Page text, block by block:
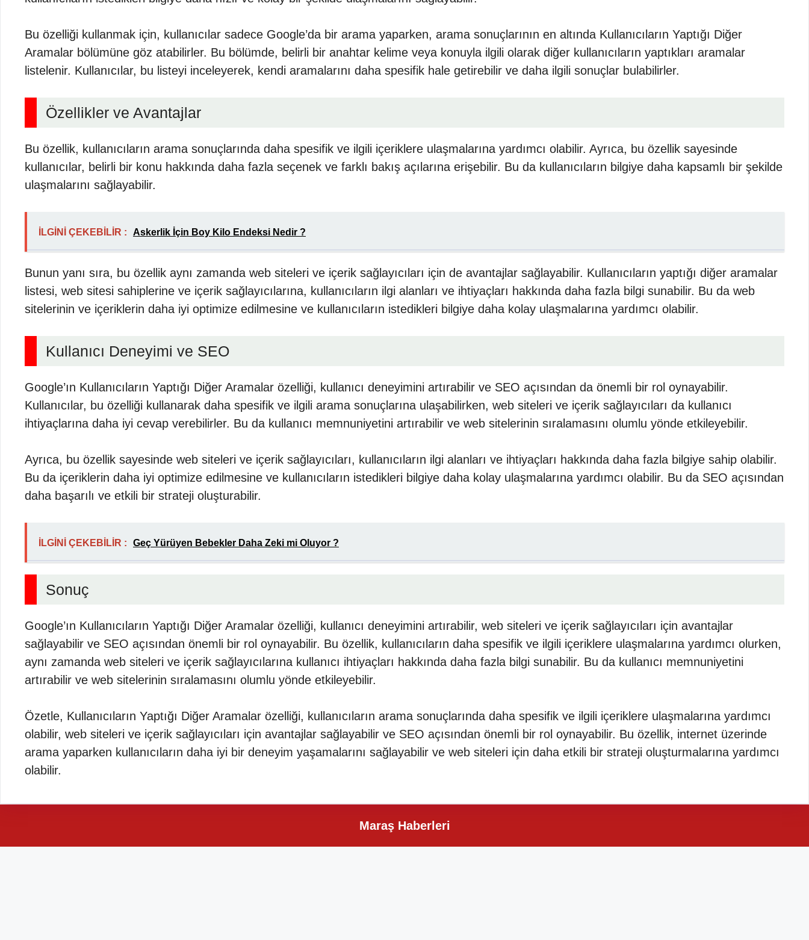
Bu özelliği kullanmak için, kullanıcılar sadece Google’da bir arama yaparken, arama sonuçlarının en altında Kullanıcıların Yaptığı Diğer
Aramalar bölümüne göz atabilirler. Bu bölümde, belirli bir anahtar kelime veya konuyla ilgili olarak diğer kullanıcıların yaptıkları aramalar
listelenir. Kullanıcılar, bu listeyi inceleyerek, kendi aramalarını daha spesifik hale getirebilir ve daha ilgili sonuçlar bulabilirler.
Özellikler ve Avantajlar
Bu özellik, kullanıcıların arama sonuçlarında daha spesifik ve ilgili içeriklere ulaşmalarına yardımcı olabilir. Ayrıca, bu özellik sayesinde
kullanıcılar, belirli bir konu hakkında daha fazla seçenek ve farklı bakış açılarına erişebilir. Bu da kullanıcıların bilgiye daha kapsamlı bir şekilde
ulaşmalarını sağlayabilir.
İLGİNİ ÇEKEBİLİR : Askerlik İçin Boy Kilo Endeksi Nedir ?
Bunun yanı sıra, bu özellik aynı zamanda web siteleri ve içerik sağlayıcıları için de avantajlar sağlayabilir. Kullanıcıların yaptığı diğer aramalar
listesi, web sitesi sahiplerine ve içerik sağlayıcılarına, kullanıcıların ilgi alanları ve ihtiyaçları hakkında daha fazla bilgi sunabilir. Bu da web
sitelerinin ve içeriklerin daha iyi optimize edilmesine ve kullanıcıların istedikleri bilgiye daha kolay ulaşmalarına yardımcı olabilir.
Kullanıcı Deneyimi ve SEO
Google’ın Kullanıcıların Yaptığı Diğer Aramalar özelliği, kullanıcı deneyimini artırabilir ve SEO açısından da önemli bir rol oynayabilir.
Kullanıcılar, bu özelliği kullanarak daha spesifik ve ilgili arama sonuçlarına ulaşabilirken, web siteleri ve içerik sağlayıcıları da kullanıcı
ihtiyaçlarına daha iyi cevap verebilirler. Bu da kullanıcı memnuniyetini artırabilir ve web sitelerinin sıralamasını olumlu yönde etkileyebilir.
Ayrıca, bu özellik sayesinde web siteleri ve içerik sağlayıcıları, kullanıcıların ilgi alanları ve ihtiyaçları hakkında daha fazla bilgiye sahip olabilir.
Bu da içeriklerin daha iyi optimize edilmesine ve kullanıcıların istedikleri bilgiye daha kolay ulaşmalarına yardımcı olabilir. Bu da SEO açısından
daha başarılı ve etkili bir strateji oluşturabilir.
İLGİNİ ÇEKEBİLİR : Geç Yürüyen Bebekler Daha Zeki mi Oluyor ?
Sonuç
Google’ın Kullanıcıların Yaptığı Diğer Aramalar özelliği, kullanıcı deneyimini artırabilir, web siteleri ve içerik sağlayıcıları için avantajlar
sağlayabilir ve SEO açısından önemli bir rol oynayabilir. Bu özellik, kullanıcıların daha spesifik ve ilgili içeriklere ulaşmalarına yardımcı olurken,
aynı zamanda web siteleri ve içerik sağlayıcılarına kullanıcı ihtiyaçları hakkında daha fazla bilgi sunabilir. Bu da kullanıcı memnuniyetini
artırabilir ve web sitelerinin sıralamasını olumlu yönde etkileyebilir.
Özetle, Kullanıcıların Yaptığı Diğer Aramalar özelliği, kullanıcıların arama sonuçlarında daha spesifik ve ilgili içeriklere ulaşmalarına yardımcı
olabilir, web siteleri ve içerik sağlayıcıları için avantajlar sağlayabilir ve SEO açısından önemli bir rol oynayabilir. Bu özellik, internet üzerinde
arama yaparken kullanıcıların daha iyi bir deneyim yaşamalarını sağlayabilir ve web siteleri için daha etkili bir strateji oluşturmalarına yardımcı
olabilir.
Maraş Haberleri